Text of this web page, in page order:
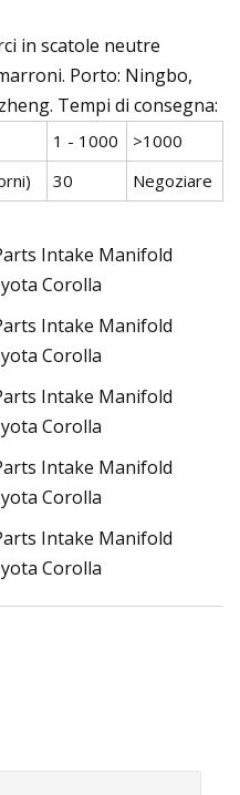
in scatole neutre
Porto: Ningbo,
Tempi di consegna:
1 - 1000
>1000
30 Negoziare